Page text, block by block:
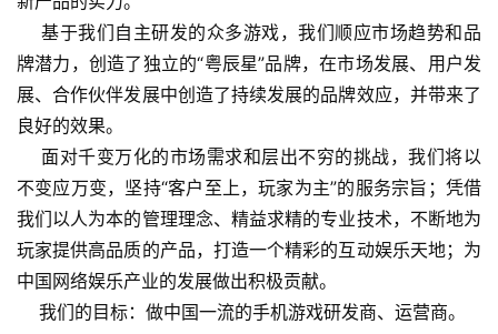
戏
界
手
游
戏
单
机
游
牌潜力，创造了独立的“粤辰星”品牌，在市场发展、用户发
展、合作伙伴发展中创造了持续发展的品牌效应，并带来了
良好的效果。
不变应万变，坚持“客户至上，玩家为主”的服务宗旨；凭借
我们以人为本的管理理念、精益求精的专业技术，不断地为
玩家提供高品质的产品，打造一个精彩的互动娱乐天地；为
中国网络娱乐产业的发展做出积极贡献。
我们的目标：做中国一流的手机游戏研发商、运营商。